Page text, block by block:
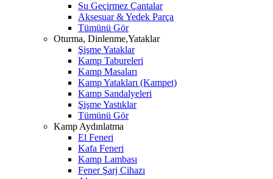
Su Geçirmez Çantalar
Aksesuar & Yedek Parça
Tümünü Gör
Oturma, Dinlenme,Yataklar
Şişme Yataklar
Kamp Tabureleri
Kamp Masaları
Kamp Yatakları (Kampet)
Kamp Sandalyeleri
Şişme Yastıklar
Tümünü Gör
Kamp Aydınlatma
El Feneri
Kafa Feneri
Kamp Lambası
Fener Şarj Cihazı